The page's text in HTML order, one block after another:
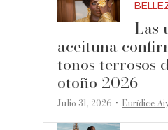
Las
aceituna
tonos terrosos
otoño 2026
Julio 31, 2026 ·Eurídice